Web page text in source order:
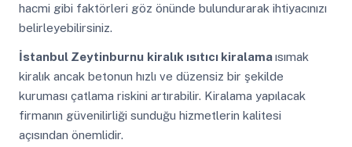
hacmi gibi faktörleri göz önünde bulundurarak ihtiyacınızı
belirleyebilirsiniz.
İstanbul Zeytinburnu kiralık ısıtıcı kiralamaısımak
kiralık ancak betonun hızlı ve düzensiz bir şekilde
kuruması çatlama riskini artırabilir. Kiralama yapılacak
firmanın güvenilirliği sunduğu hizmetlerin kalitesi
açısından önemlidir.